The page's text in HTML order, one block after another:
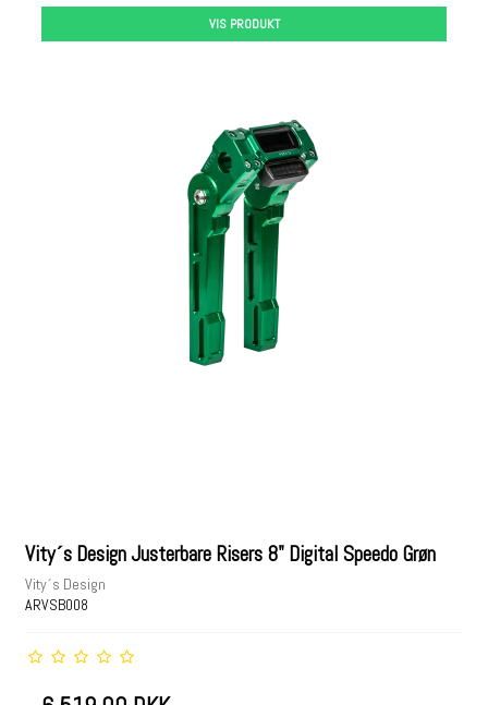
VIS PRODUKT
Vity´s Design Justerbare Risers 8" Digital Speedo Grøn
Vity´s Design
ARVSB008